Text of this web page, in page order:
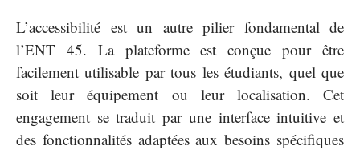
L’accessibilité est un autre pilier fondamental de
l’ENT 45. La plateforme est conçue pour être
facilement utilisable par tous les étudiants, quel que
soit leur équipement ou leur localisation. Cet
engagement se traduit par une interface intuitive et
des fonctionnalités adaptées aux besoins spécifiques